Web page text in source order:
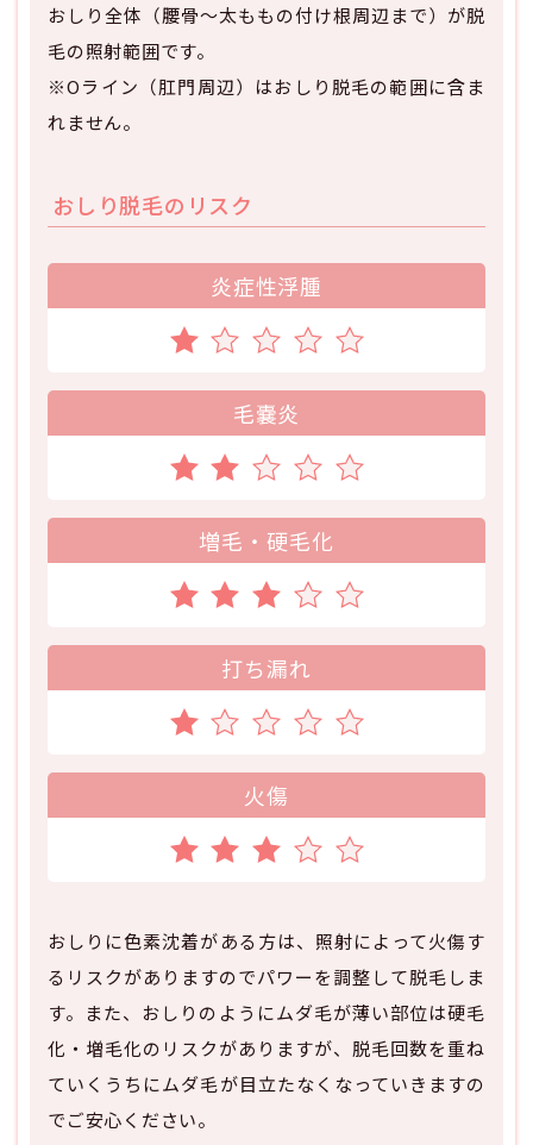
おしり全体（腰骨～太ももの付け根周辺まで）が脱
毛の照射範囲です。
※Oライン（肛門周辺）はおしり脱毛の範囲に含ま
れません。
おしり脱毛のリスク
炎症性浮腫
毛嚢炎
増毛・硬毛化
打ち漏れ
火傷
おしりに色素沈着がある方は、照射によって火傷す
るリスクがありますのでパワーを調整して脱毛しま
す。また、おしりのようにムダ毛が薄い部位は硬毛
化・増毛化のリスクがありますが、脱毛回数を重ね
ていくうちにムダ毛が目立たなくなっていきますの
でご安心ください。